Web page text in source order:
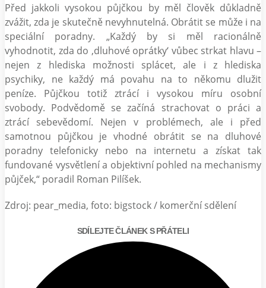
Před jakkoli vysokou půjčkou by měl člověk důkladně
zvážit, zda je skutečně nevyhnutelná. Obrátit se může i na
speciální poradny. „Každý by si měl racionálně
vyhodnotit, zda do ‚dluhové oprátky‘ vůbec strkat hlavu –
nejen z hlediska možnosti splácet, ale i z hlediska
psychiky, ne každý má povahu na to někomu dlužit
peníze. Půjčkou totiž ztrácí i vysokou míru osobní
svobody. Podvědomě se začíná strachovat o práci a
ztrácí sebevědomí. Nejen v problémech, ale i před
samotnou půjčkou je vhodné obrátit se na dluhové
poradny telefonicky nebo na internetu a získat tak
fundované vysvětlení a objektivní pohled na mechanismy
půjček,“ poradil Roman Pilíšek.
Zdroj: pear_media, foto: bigstock / komerční sdělení
SDÍLEJTE ČLÁNEK S PŘÁTELI